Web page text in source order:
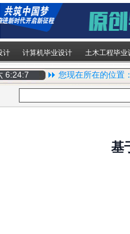
计 计算机毕业设计 土木工程毕业
6:24:8 您现在所在的位置
基